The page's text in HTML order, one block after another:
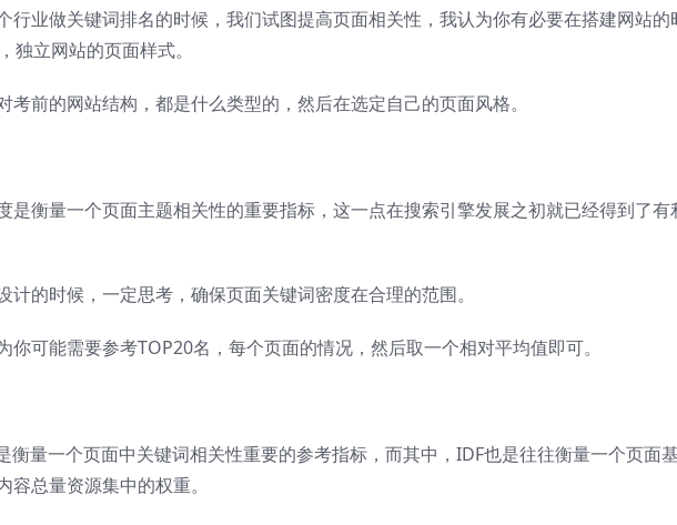
行业做关键词排名的时候，我们试图提高页面相关性，我认为你有必要在搭建网站的
独立网站的页面样式。
考前的网站结构，都是什么类型的，然后在选定自己的页面风格。
是衡量一个页面主题相关性的重要指标，这一点在搜索引擎发展之初就已经得到了有
计的时候，一定思考，确保页面关键词密度在合理的范围。
你可能需要参考TOP20名，每个页面的情况，然后取一个相对平均值即可。
衡量一个页面中关键词相关性重要的参考指标，而其中，IDF也是往往衡量一个页面
总量资源集中的权重。